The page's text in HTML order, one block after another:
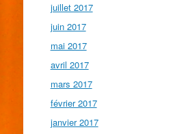
juillet 2017
juin 2017
mai 2017
avril 2017
mars 2017
février 2017
janvier 2017